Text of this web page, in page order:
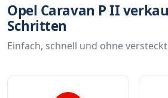
Opel Caravan P II
Schritten
Einfach, schnell und ohne